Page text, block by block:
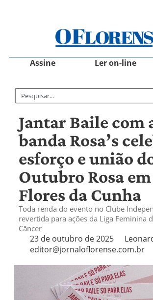
Assine Ler on-line
Jantar Baile com
banda Rosa’s
esforço e união
Outubro Rosa em
Flores da Cunha
Toda renda do evento no Clube
revertida para ações da Liga Feminina
Câncer
23 de outubro de 2025
editor@jornaloflorense.com.br